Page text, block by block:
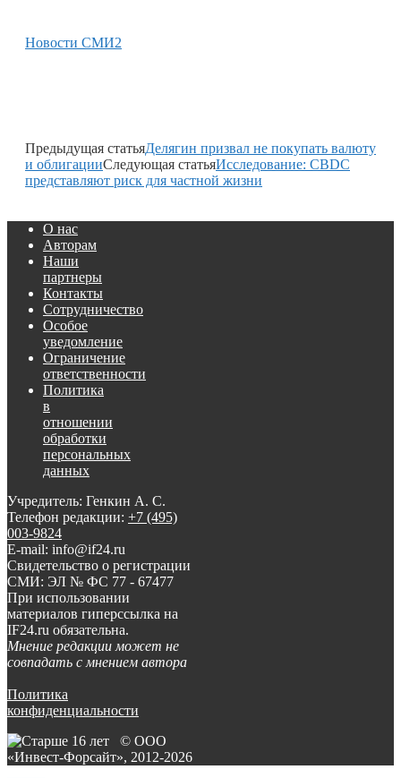
Новости СМИ2
Предыдущая статьяДелягин призвал не покупать валюту
и облигацииСледующая статьяИсследование: CBDC
представляют риск для частной жизни
О нас
Авторам
Наши
партнеры
Контакты
Сотрудничество
Особое
уведомление
Ограничение
ответственности
Политика
в
отношении
обработки
персональных
данных
Учредитель: Генкин А. С.
Телефон редакции: +7 (495)
003-9824
E-mail: info@if24.ru
Свидетельство о регистрации
СМИ: ЭЛ № ФС 77 - 67477
При использовании
материалов гиперссылка на
IF24.ru обязательна.
Мнение редакции может не
совпадать с мнением автора
Политика
конфиденциальности
© ООО
«Инвест-Форсайт», 2012-2026